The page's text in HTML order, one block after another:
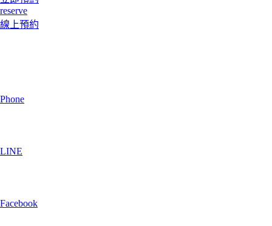
reserve
線上預約
Phone
LINE
Facebook